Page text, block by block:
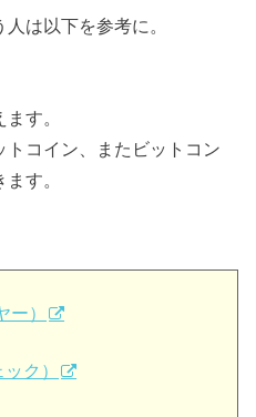
は以下を参考に。
す。
コイン、またビットコン
す。
ー）
ク）